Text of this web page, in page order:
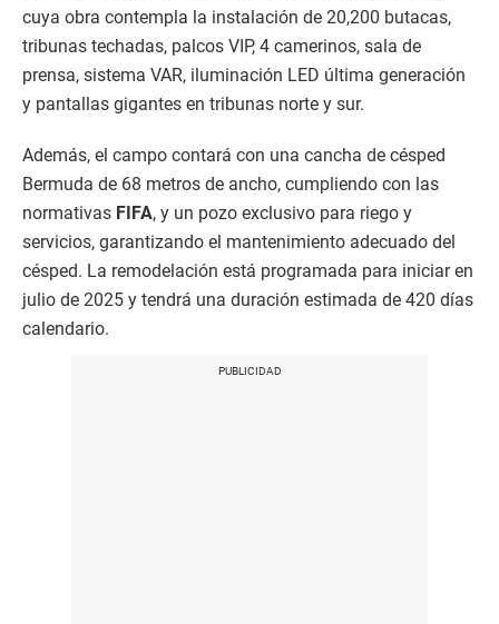
cuya obra contempla la instalación de 20,200 butacas,
tribunas techadas, palcos VIP, 4 camerinos, sala de
prensa, sistema VAR, iluminación LED última generación
y pantallas gigantes en tribunas norte y sur.
Además, el campo contará con una cancha de césped
Bermuda de 68 metros de ancho, cumpliendo con las
normativas FIFA, y un pozo exclusivo para riego y
servicios, garantizando el mantenimiento adecuado del
césped. La remodelación está programada para iniciar en
julio de 2025 y tendrá una duración estimada de 420 días
calendario.